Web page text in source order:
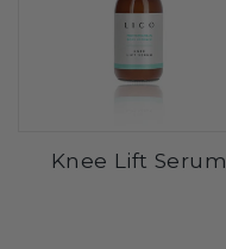
Knee Lift Serum